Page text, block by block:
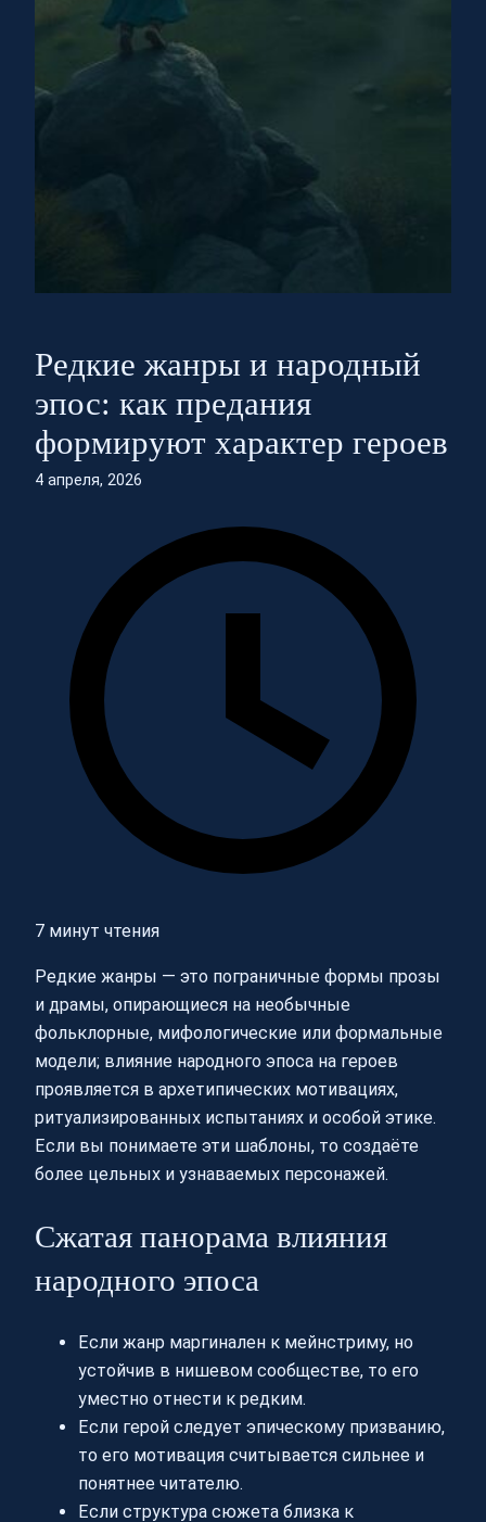
Редкие жанры и народный
эпос: как предания
формируют характер героев
4 апреля, 2026
7 минут чтения
Редкие жанры — это пограничные формы прозы
и драмы, опирающиеся на необычные
фольклорные, мифологические или формальные
модели; влияние народного эпоса на героев
проявляется в архетипических мотивациях,
ритуализированных испытаниях и особой этике.
Если вы понимаете эти шаблоны, то создаёте
более цельных и узнаваемых персонажей.
Сжатая панорама влияния
народного эпоса
Если жанр маргинален к мейнстриму, но
устойчив в нишевом сообществе, то его
уместно отнести к редким.
Если герой следует эпическому призванию,
то его мотивация считывается сильнее и
понятнее читателю.
Если структура сюжета близка к